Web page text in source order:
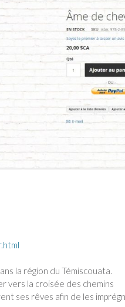
la région du Témiscouata.
vers la croisée des chemins
ses rêves afin de les